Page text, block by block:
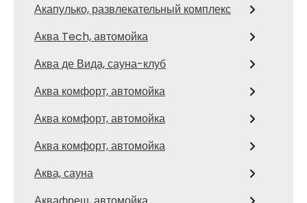
Акапулько, развлекательный комплекс
Аква Tech, автомойка
Аква де Вида, сауна-клуб
Аква комфорт, автомойка
Аква комфорт, автомойка
Аква комфорт, автомойка
Аква, сауна